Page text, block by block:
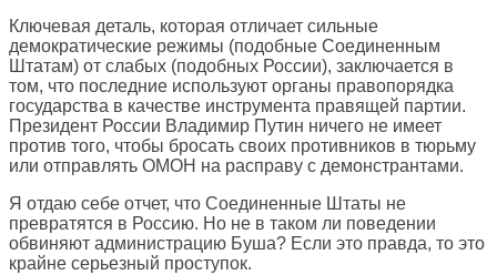
Ключевая деталь, которая отличает сильные
демократические режимы (подобные Соединенным
Штатам) от слабых (подобных России), заключается в
том, что последние используют органы правопорядка
государства в качестве инструмента правящей партии.
Президент России Владимир Путин ничего не имеет
против того, чтобы бросать своих противников в тюрьму
или отправлять ОМОН на расправу с демонстрантами.
Я отдаю себе отчет, что Соединенные Штаты не
превратятся в Россию. Но не в таком ли поведении
обвиняют администрацию Буша? Если это правда, то это
крайне серьезный проступок.